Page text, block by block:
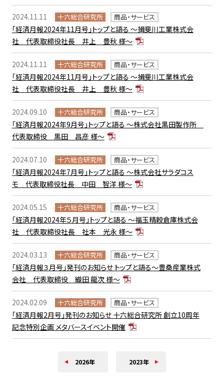
2024.11.11 十六総合研究所 商品・サービス
「経済月報2024年11月号」トップと語る ～揖斐川工業株式会
社 代表取締役社長 井上 豊秋 様～
2024.11.11 十六総合研究所 商品・サービス
「経済月報2024年11月号」トップと語る ～揖斐川工業株式会
社 代表取締役社長 井上 豊秋 様～
2024.09.10 十六総合研究所 商品・サービス
「経済月報2024年9月号」トップと語る ～株式会社黒田製作所
代表取締役 黒田 昌彦 様～
2024.07.10 十六総合研究所 商品・サービス
「経済月報2024年7月号」トップと語る ～株式会社サラダコス
モ 代表取締役社長 中田 智洋 様～
2024.05.15 十六総合研究所 商品・サービス
「経済月報2024年５月号」トップと語る ～福玉精穀倉庫株式会
社 代表取締役社長 社本 光永 様～
2024.03.13 十六総合研究所 商品・サービス
「経済月報３月号」発刊のお知らせ トップと語る～豊桑産業株式
会社 代表取締役 織田 龍次 様～
2024.02.09 十六総合研究所 商品・サービス
「経済月報2月号」発刊のお知らせ 十六総合研究所 創立10周年
記念特別企画 メタバースイベント開催
2026年 2023年